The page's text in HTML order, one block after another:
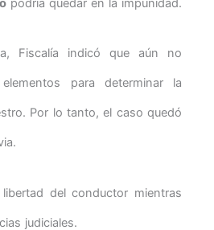
podría quedar en la impunidad.
Fiscalía indicó que aún no
para determinar la
Por lo tanto, el caso quedó
del conductor mientras
judiciales.